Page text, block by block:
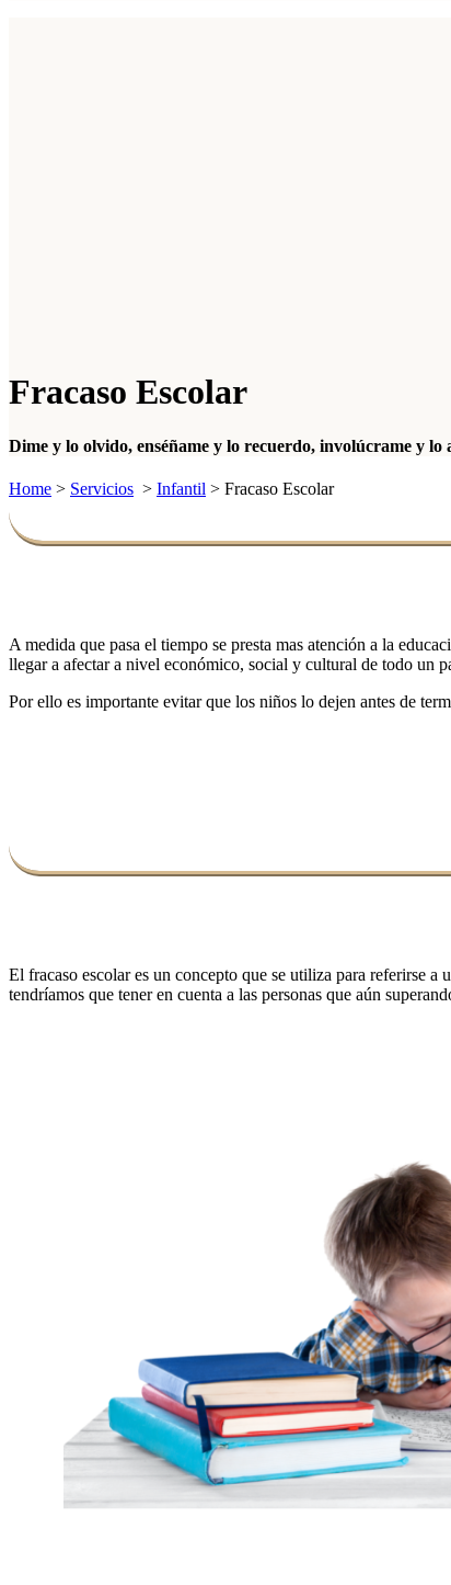
Fracaso Escolar
Dime y lo olvido, enséñame y lo recuerdo, involúcrame y
Home > Servicios > Infantil > Fracaso Escolar
A medida que pasa el tiempo se presta mas atención a la
llegar a afectar a nivel económico, social y cultural de todo un
Por ello es importante evitar que los niños lo dejen antes de
El fracaso escolar es un concepto que se utiliza para referirse
tendríamos que tener en cuenta a las personas que aún